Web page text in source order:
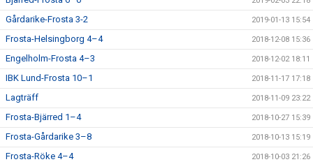
Gårdarike-Frosta 3-2 2019-01-13 15:54
Frosta-Helsingborg 4–4 2018-12-08 15:36
Engelholm-Frosta 4–3 2018-12-02 18:11
IBK Lund-Frosta 10–1 2018-11-17 17:18
Lagträff 2018-11-09 23:22
Frosta-Bjärred 1–4 2018-10-27 15:39
Frosta-Gårdarike 3–8 2018-10-13 15:19
Frosta-Röke 4–4 2018-10-03 21:26